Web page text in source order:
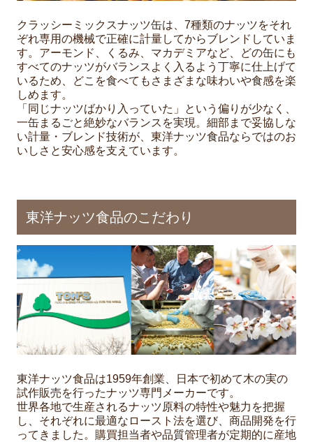
クラッシーミックスナッツ缶は、7種類のナッツをそれ
ぞれ専用の機械で正確に計量してからブレンドしていま
す。アーモンド、くるみ、マカデミアなど、どの缶にも
すべてのナッツがバランスよく入るよう丁寧に仕上げて
いるため、どこを食べてもさまざまな味わいや食感を楽
しめます。
「同じナッツばかり入っていた」という偏りが少なく、
一缶まるごと絶妙なバランスを実現。細部まで妥協しな
い計量・ブレンド技術が、東洋ナッツ食品ならではのお
いしさと安心感を支えています。
東洋ナッツ食品のこだわり
東洋ナッツ食品は1959年創業、日本で初めて木の実の
試作販売を行ったナッツ専門メーカーです。
世界各地で生産されるナッツ原料の特性や魅力を把握
し、それぞれに最適なロースト法を選び、商品開発を行
ってきました。購買担当者や品質管理者が定期的に産地